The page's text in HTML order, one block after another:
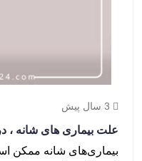
3 سال پیش
علت بیماری های شانه ،
بیماری‌های شانه ممکن